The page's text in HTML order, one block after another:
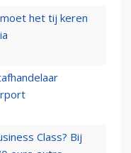
het tij keren
Class? Bij